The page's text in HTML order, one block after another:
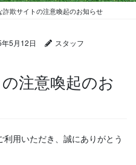
詐欺サイトの注意喚起のお知らせ
5月12日 スタッフ
注意喚起のお
用いただき、誠にありがとう